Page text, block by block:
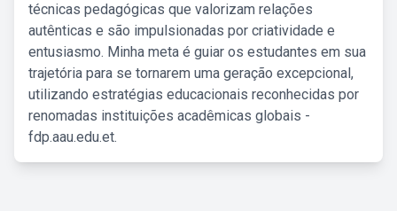
técnicas pedagógicas que valorizam relações
autênticas e são impulsionadas por criatividade e
entusiasmo. Minha meta é guiar os estudantes em sua
trajetória para se tornarem uma geração excepcional,
utilizando estratégias educacionais reconhecidas por
renomadas instituições acadêmicas globais -
fdp.aau.edu.et.